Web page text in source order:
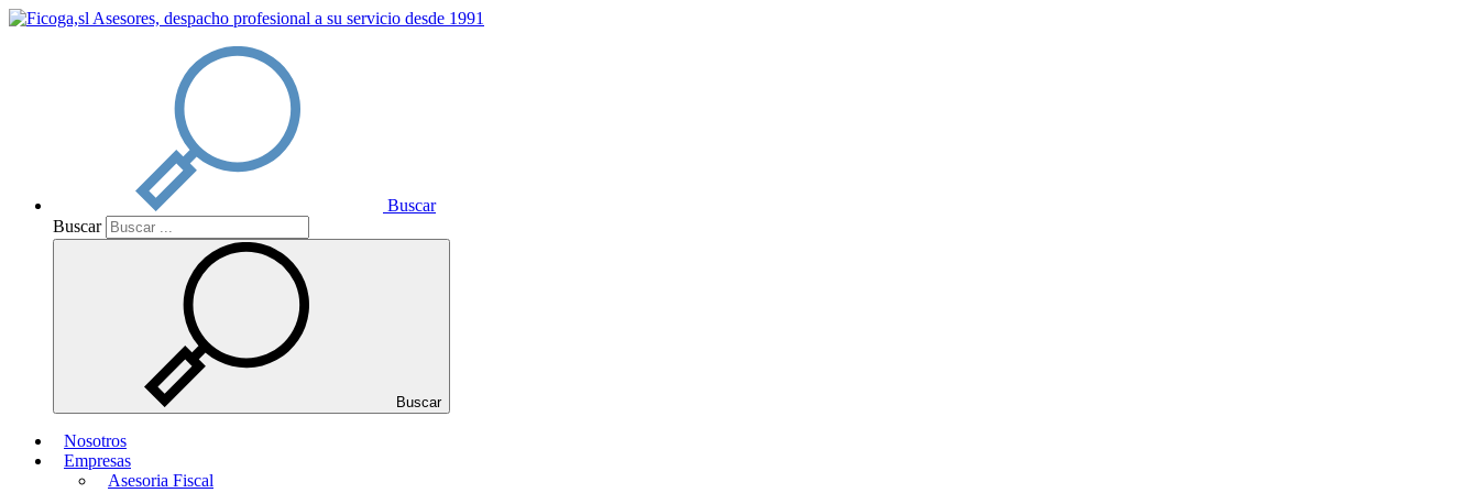
Buscar
Buscar
Buscar
Nosotros
Empresas
Asesoria Fiscal